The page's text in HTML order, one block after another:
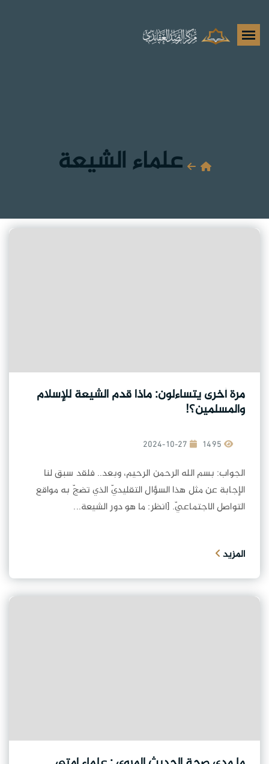
علماء الشيعة
مرة أخرى يتساءلون: ماذا قدم الشيعة للإسلام
والمسلمين؟!
2024-10-27
الجواب: بسم الله الرحمن الرحيم، وبعد.. فلقد سبق لنا
الإجابة عن مثل هذا السؤال التقليديّ الذي تضجّ به مواقع
التواصل الاجتماعيّ. [انظر: ما هو دور الشيعة...
المزيد